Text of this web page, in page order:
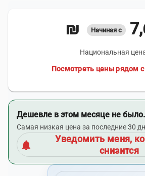
Начиная с
Национальная
Посмотреть цены рядом
Дешевле в этом месяце не было.
Самая низкая цена за последние 30
notifications
Уведомить меня,
снизится